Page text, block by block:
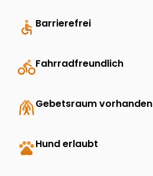
accessible Barrierefrei
directions_bikeFahrradfreundlich
folded_handsGebetsraum vorhanden
petsHund erlaubt